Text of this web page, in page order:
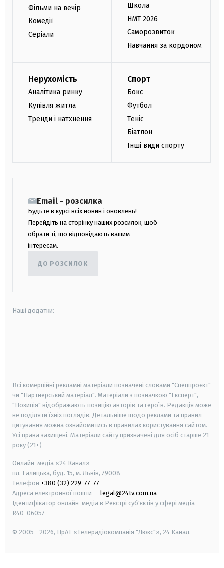
Фільми на вечір
Комедії
Серіали
Школа
НМТ 2026
Саморозвиток
Навчання за кордоном
Нерухомість
Аналітика ринку
Купівля житла
Тренди і натхнення
Спорт
Бокс
Футбол
Теніс
Біатлон
Інші види спорту
Email - розсилка
Будьте в курсі всіх новин і оновлень!
Перейдіть на сторінку наших розсилок, щоб
обрати ті, що відповідають вашим
інтересам.
ДО РОЗСИЛОК
Наші додатки:
Всі комерційні рекламні матеріали позначені словами "Спецпроєкт"
чи "Партнерський матеріал". Матеріали з позначкою "Експерт",
"Позиція" відображають позицію авторів та героїв. Редакція може
не поділяти їхніх поглядів. Детальніше щодо реклами та правил
цитування можна ознайомитись в правилах користування сайтом.
Усі права захищені. Матеріали сайту призначені для осіб старше 21
року (21+)
Онлайн-медіа «24 Канал»
пл. Галицька, буд. 15, м. Львів, 79008
Телефон +380 (32) 229-77-77
Адреса електронної пошти — legal@24tv.com.ua
Ідентифікатор онлайн-медіа в Реєстрі суб'єктів у сфері медіа —
R40-06057
© 2005—2026, ПрАТ «Телерадіокомпанія "Люкс"», 24 Канал.